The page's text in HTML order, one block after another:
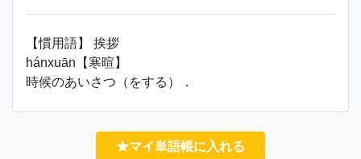
【慣用語】 挨拶
hánxuān【寒暄】
時候のあいさつ（をする）．
★マイ単語帳に入れる